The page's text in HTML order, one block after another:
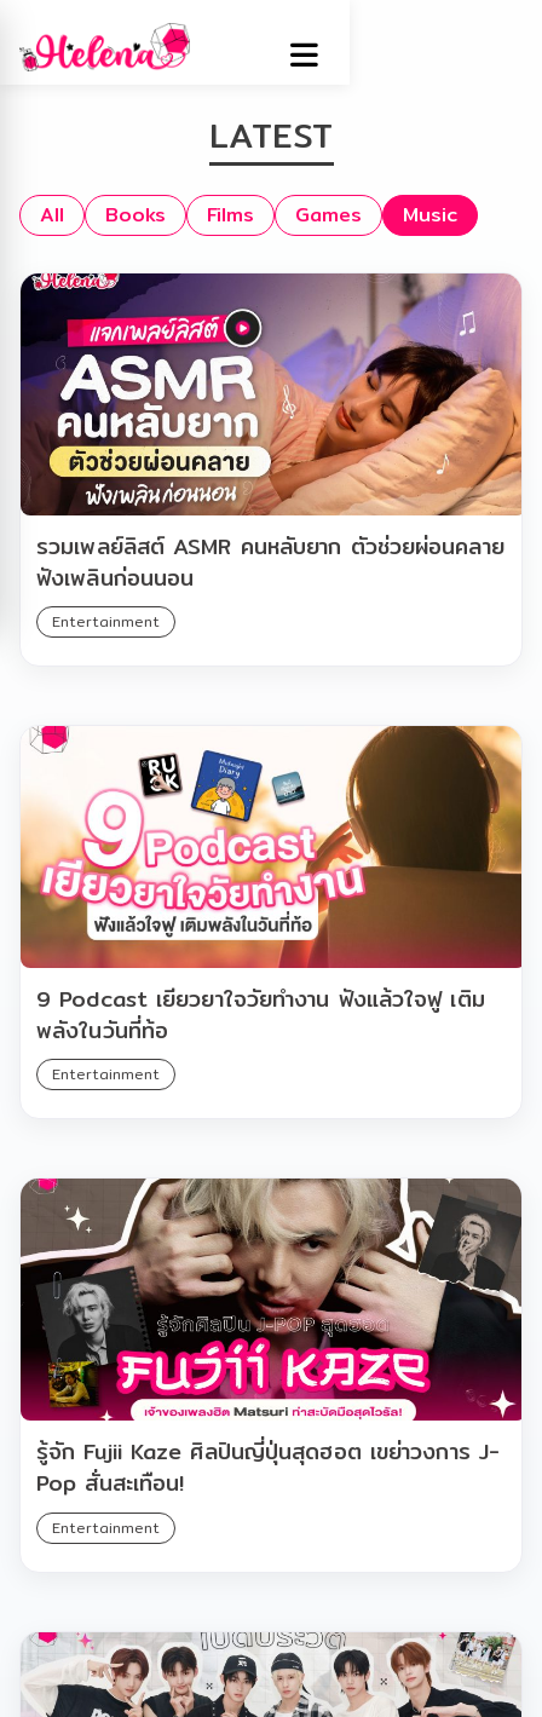
LATEST
All Books Films Games Music
รวมเพลย์ลิสต์ ASMR คนหลับยาก ตัวช่วยผ่อนคลาย
ฟังเพลินก่อนนอน
Entertainment
9 Podcast เยียวยาใจวัยทำงาน ฟังแล้วใจฟู เติม
พลังในวันที่ท้อ
Entertainment
รู้จัก Fujii Kaze ศิลปินญี่ปุ่นสุดฮอต เขย่าวงการ J-
Pop สั่นสะเทือน!
Entertainment